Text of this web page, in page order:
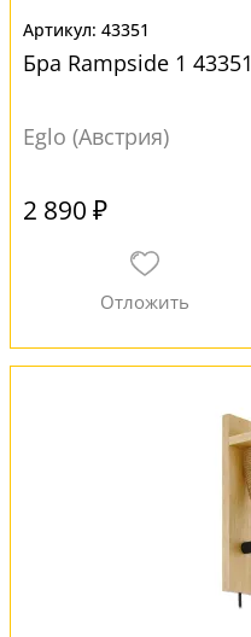
43351
Бра Rampside 1 43351
Eglo (Австрия)
2 890 ₽